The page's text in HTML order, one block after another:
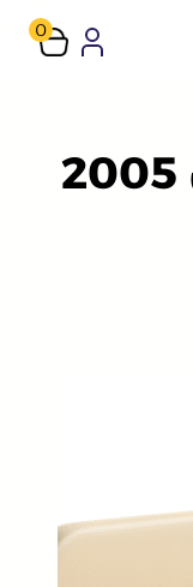
0
النظامية جيل 2005